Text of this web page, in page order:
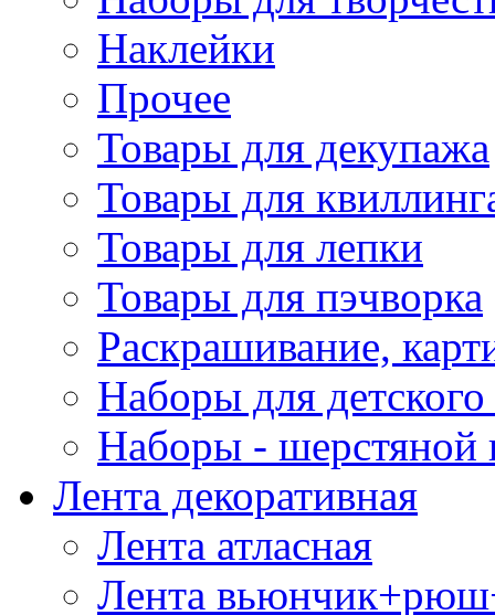
Наклейки
Прочее
Товары для декупажа
Товары для
Товары для лепки
Товары для пэчворка
Раскрашивание,
Наборы для
Наборы - шерстяной
Лента декоративная
Лента атласная
Лента